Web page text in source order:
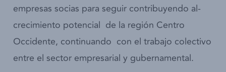
empresas socias para seguir contribuyendo al­­­
crecimiento potencial de la región Centro
Occidente, continuando con el trabajo colectivo
entre el sector empresarial y gubernamental.­­